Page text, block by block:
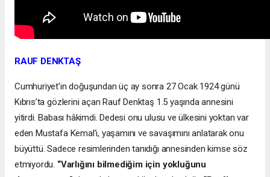
RAUF DENKTAŞ
Cumhuriyet’in doğuşundan üç ay sonra 27 Ocak 1924 günü
Kıbrıs’ta gözlerini açan Rauf Denktaş 1.5 yaşında annesini
yitirdi. Babası hâkimdi. Dedesi onu ulusu ve ülkesini yoktan var
eden Mustafa Kemal’i, yaşamını ve savaşımını anlatarak onu
büyüttü. Sadece resimlerinden tanıdığı annesinden kimse söz
etmiyordu. “Varlığını bilmediğim için yokluğunu